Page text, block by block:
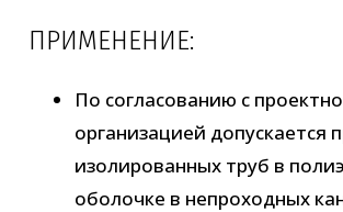
ПРИМЕНЕНИЕ:
По согласованию с
организацией допускается
изолированных труб в
оболочке в непроходных